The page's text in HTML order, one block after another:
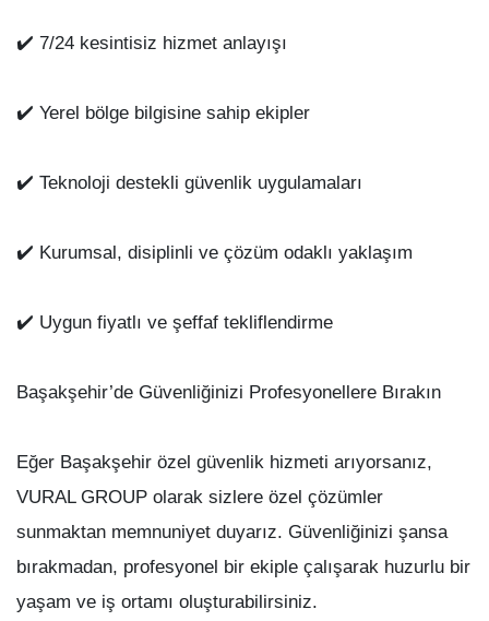
✔️ 7/24 kesintisiz hizmet anlayışı
✔️ Yerel bölge bilgisine sahip ekipler
✔️ Teknoloji destekli güvenlik uygulamaları
✔️ Kurumsal, disiplinli ve çözüm odaklı yaklaşım
✔️ Uygun fiyatlı ve şeffaf tekliflendirme
Başakşehir’de Güvenliğinizi Profesyonellere Bırakın
Eğer Başakşehir özel güvenlik hizmeti arıyorsanız,
VURAL GROUP olarak sizlere özel çözümler
sunmaktan memnuniyet duyarız. Güvenliğinizi şansa
bırakmadan, profesyonel bir ekiple çalışarak huzurlu bir
yaşam ve iş ortamı oluşturabilirsiniz.